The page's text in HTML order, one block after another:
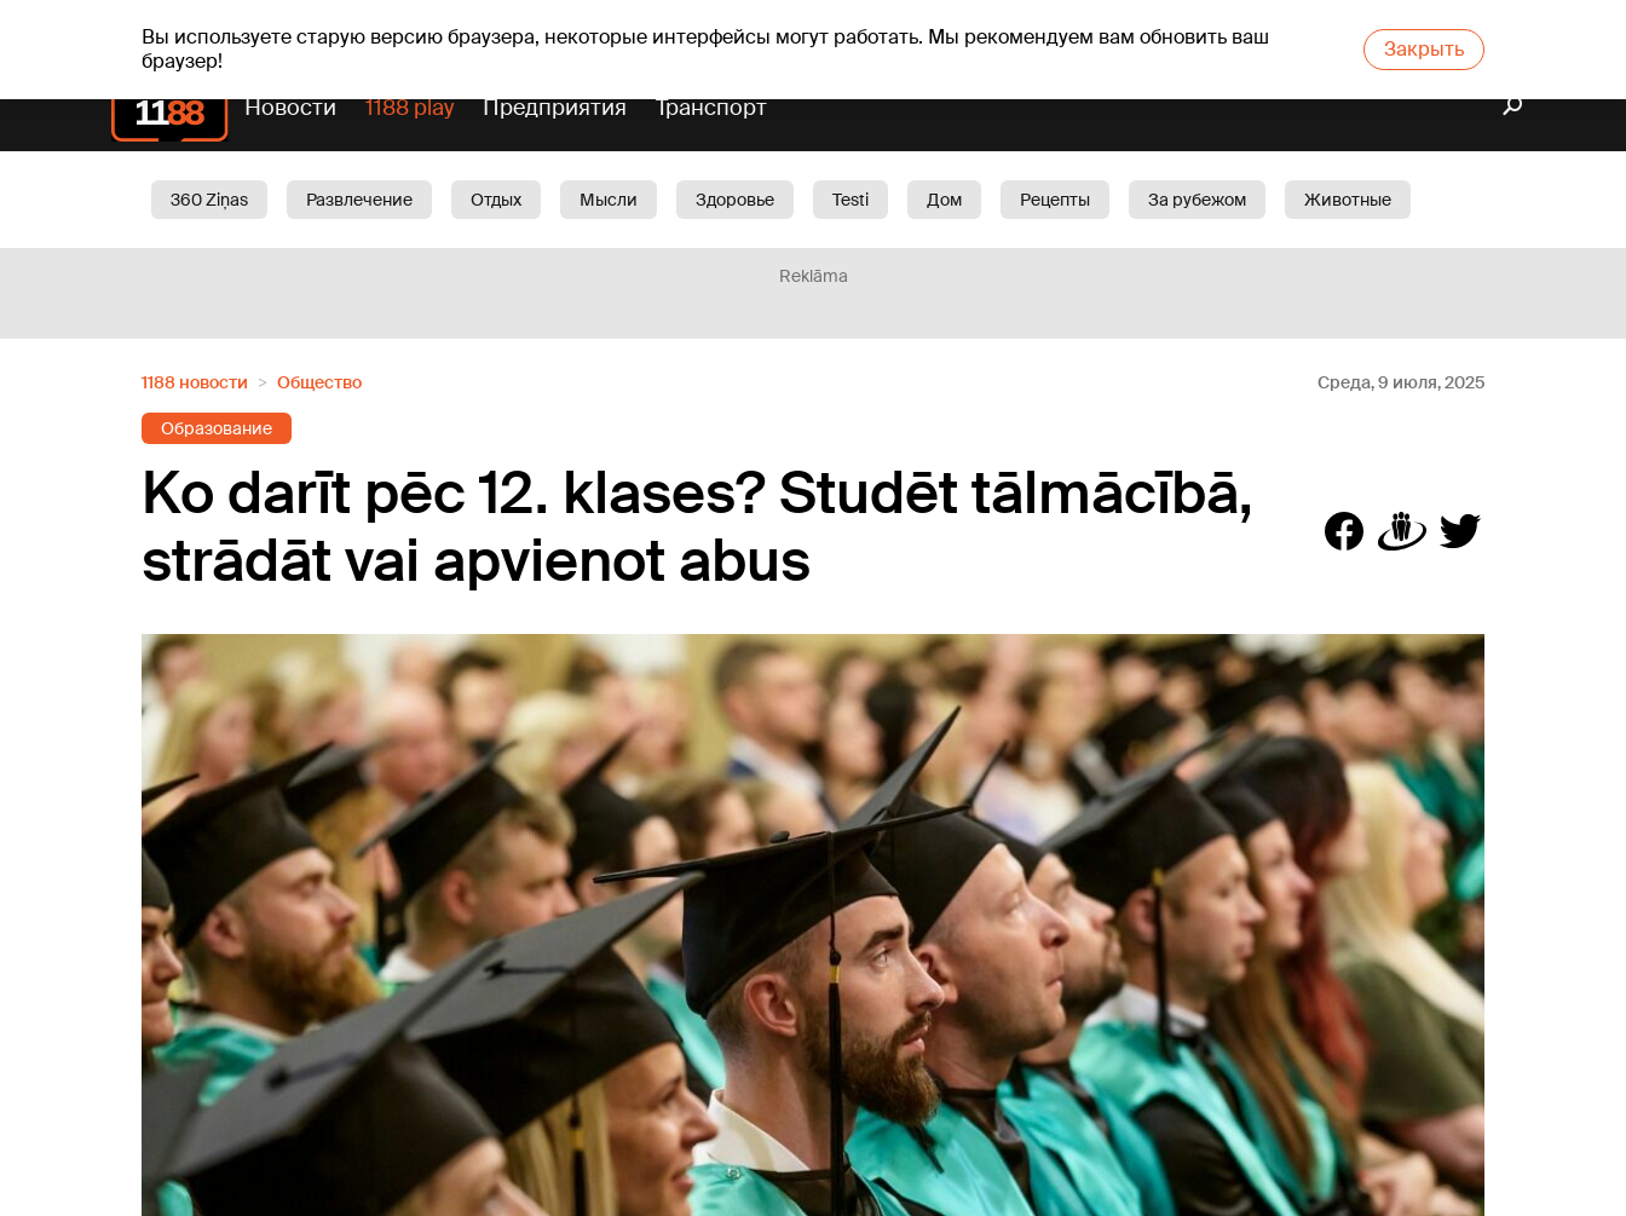
Вы используете старую версию браузера, некоторые интерфейсы могут работать. Мы рекомендуем вам обновить ваш
браузер!
Закрыть
вс, 09.08.2026. +21°C Genoveva, Madara, Genovefa Прогноз погоды Гороскопы
Новости 1188 play Предприятия Транспорт
360 Ziņas Развлечение Отдых Мысли Здоровье Testi Дом Рецепты За рубежом
Животные
Reklāma
1188 новости Oбщество Среда, 9 июля, 2025
Образование
Ko darīt pēc 12. klases? Studēt tālmācībā,
strādāt vai apvienot abus